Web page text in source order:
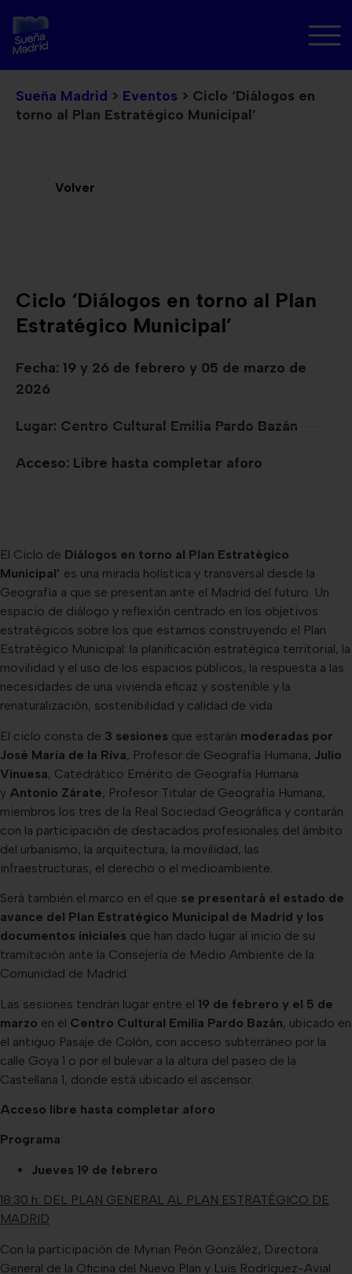
Sueña Madrid > Eventos > Ciclo ‘Diálogos en
torno al Plan Estratégico Municipal’
Volver
Ciclo ‘Diálogos en torno al Plan
Estratégico Municipal’
Fecha: 19 y 26 de febrero y 05 de marzo de
2026
Lugar: Centro Cultural Emilia Pardo Bazán
Acceso: Libre hasta completar aforo
El Ciclo de Diálogos en torno al Plan Estratégico
Municipal’ es una mirada holística y transversal desde la
Geografía a que se presentan ante el Madrid del futuro. Un
espacio de diálogo y reflexión centrado en los objetivos
estratégicos sobre los que estamos construyendo el Plan
Estratégico Municipal: la planificación estratégica territorial, la
movilidad y el uso de los espacios públicos, la respuesta a las
necesidades de una vivienda eficaz y sostenible y la
renaturalización, sostenibilidad y calidad de vida
El ciclo consta de 3 sesiones que estarán moderadas por
José María de la Riva, Profesor de Geografía Humana, Julio
Vinuesa, Catedrático Emérito de Geografía Humana
y Antonio Zárate, Profesor Titular de Geografía Humana,
miembros los tres de la Real Sociedad Geográfica y contarán
con la participación de destacados profesionales del ámbito
del urbanismo, la arquitectura, la movilidad, las
infraestructuras, el derecho o el medioambiente.
Será también el marco en el que se presentará el estado de
avance del Plan Estratégico Municipal de Madrid y los
documentos iniciales que han dado lugar al inicio de su
tramitación ante la Consejería de Medio Ambiente de la
Comunidad de Madrid.
Las sesiones tendrán lugar entre el 19 de febrero y el 5 de
marzo en el Centro Cultural Emilia Pardo Bazán, ubicado en
el antiguo Pasaje de Colón, con acceso subterráneo por la
calle Goya 1 o por el bulevar a la altura del paseo de la
Castellana 1, donde está ubicado el ascensor.
Acceso libre hasta completar aforo
Programa:
Jueves 19 de febrero
18:30 h: DEL PLAN GENERAL AL PLAN ESTRATÉGICO DE
MADRID
Con la participación de Myrian Peón González, Directora
General de la Oficina del Nuevo Plan y Luis Rodríguez-Avial